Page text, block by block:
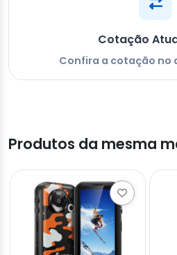
Cotação
Confira a cotação no
Produtos da mesma